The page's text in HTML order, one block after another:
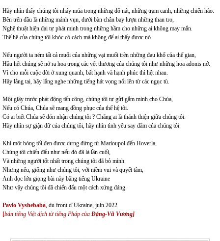
Hãy nhìn thấy chúng tôi nhảy múa trong những đổ nát, những trạm canh, những chiến hào.
Bên trên đầu là những mảnh vụn, dưới bàn chân bay lượn những than tro,
Nghệ thuật hiện đại tự phát minh trong những hầm cho những ai không may mắn.
Thế hệ của chúng tôi khóc có cách mà không để ai thấy được nó.
Nếu người ta ném tất cả muối của những vại muối trên những đau khổ của thế gian,
Hầu hết chúng sẽ nở ra hoa trong các vết thương của chúng tôi như những hoa adonis nở.
Vì cho mỗi cuộc đời ở xung quanh, bất hạnh và hạnh phúc thì hệt nhau.
Hãy lắng tai, hãy lắng nghe những tiếng hát vọng nổi lên từ các ngục tù.
Một giây trước phát động tấn công, chúng tôi tự gửi gắm mình cho Chúa,
Nếu có Chúa, Chúa sẽ mang đồng phục của thế hệ tôi.
Có ai biết Chúa sẽ đón nhận chúng tôi ? Chẳng ai là thánh thiện giữa chúng tôi.
Hãy nhìn sự giận dữ của chúng tôi, hãy nhìn tình yêu say đắm của chúng tôi.
Khi một bóng tối đen được dựng đứng từ Marioupol đến Hoverla,
Chúng tôi chiến đấu như nếu đó đã là lần cuối,
Và những người tốt nhất trong chúng tôi đã bỏ mình.
Nhưng nếu, giống như chúng tôi, với niềm vui và quyết tâm,
Anh đọc lớn giọng bài này bằng tiếng Ukraine
Như vậy chúng tôi đã chiến đấu một cách xứng đáng.
Pavlo Vyshebaba, du front d’Ukraine, juin 2022
[bản tiếng Việt dịch từ tiếng Pháp của Đặng-Vũ Vương]